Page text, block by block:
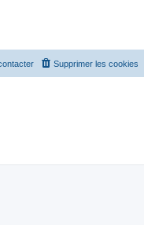
Supprimer les cookies